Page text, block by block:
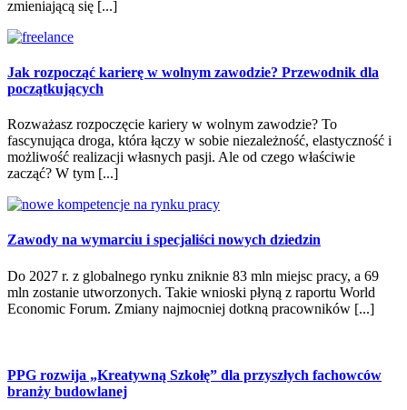
zmieniającą się [...]
Jak rozpocząć karierę w wolnym zawodzie? Przewodnik dla
początkujących
Rozważasz rozpoczęcie kariery w wolnym zawodzie? To
fascynująca droga, która łączy w sobie niezależność, elastyczność i
możliwość realizacji własnych pasji. Ale od czego właściwie
zacząć? W tym [...]
Zawody na wymarciu i specjaliści nowych dziedzin
Do 2027 r. z globalnego rynku zniknie 83 mln miejsc pracy, a 69
mln zostanie utworzonych. Takie wnioski płyną z raportu World
Economic Forum. Zmiany najmocniej dotkną pracowników [...]
PPG rozwija „Kreatywną Szkołę” dla przyszłych fachowców
branży budowlanej